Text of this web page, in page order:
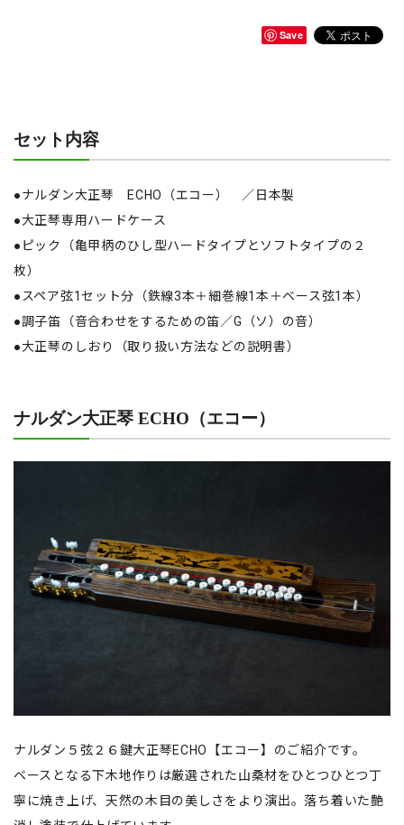
Save
セット内容
●ナルダン大正琴 ECHO（エコー） ／日本製
●大正琴専用ハードケース
●ピック（亀甲柄のひし型ハードタイプとソフトタイプの２
枚）
●スペア弦1セット分（鉄線3本＋細巻線1本＋ベース弦1本）
●調子笛（音合わせをするための笛／G（ソ）の音）
●大正琴のしおり（取り扱い方法などの説明書）
ナルダン大正琴 ECHO（エコー）
ナルダン５弦２６鍵大正琴ECHO【エコー】のご紹介です。
ベースとなる下木地作りは厳選された山桑材をひとつひとつ丁
寧に焼き上げ、天然の木目の美しさをより演出。落ち着いた艶